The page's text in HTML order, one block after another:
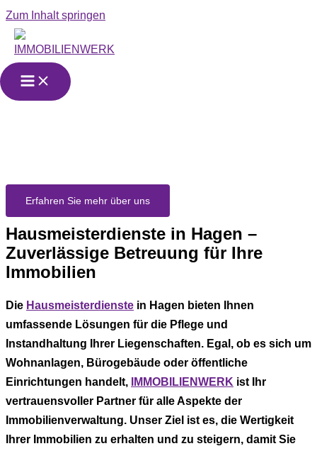
Zum Inhalt springen
Erfahren Sie mehr über uns
Hausmeisterdienste in Hagen –
Zuverlässige Betreuung für Ihre
Immobilien
Die Hausmeisterdienste in Hagen bieten Ihnen
umfassende Lösungen für die Pflege und
Instandhaltung Ihrer Liegenschaften. Egal, ob es sich um
Wohnanlagen, Bürogebäude oder öffentliche
Einrichtungen handelt,
IMMOBILIENWERK ist Ihr
vertrauensvoller Partner für alle Aspekte der
Immobilienverwaltung. Unser Ziel ist es, die Wertigkeit
Ihrer Immobilien zu erhalten und zu steigern, damit Sie